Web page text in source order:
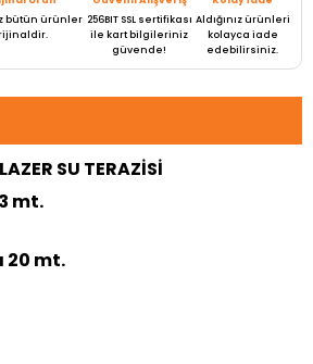
bütün ürünler 256BIT SSL sertifikası
ile kart bilgileriniz
güvende!
Aldığınız ürünleri
kolayca iade
edebilirsiniz.
SU TERAZİSİ
mt.
20 mt.